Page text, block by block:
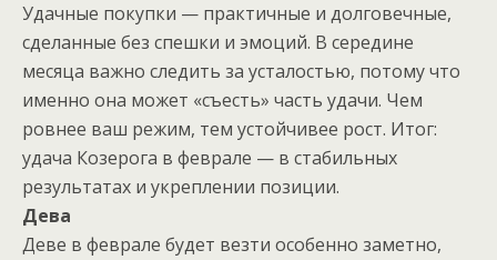
Удачные покупки — практичные и долговечные,
сделанные без спешки и эмоций. В середине
месяца важно следить за усталостью, потому что
именно она может «съесть» часть удачи. Чем
ровнее ваш режим, тем устойчивее рост. Итог:
удача Козерога в феврале — в стабильных
результатах и укреплении позиции.
Дева
Деве в феврале будет везти особенно заметно,